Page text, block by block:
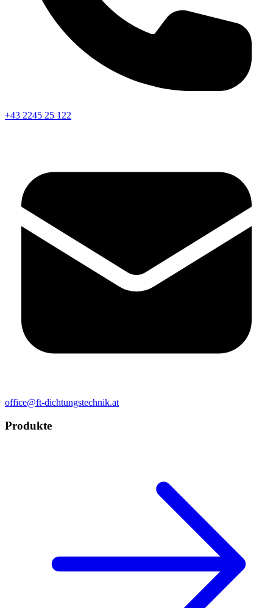
+43 2245 25 122
office@ft-dichtungstechnik.at
Produkte